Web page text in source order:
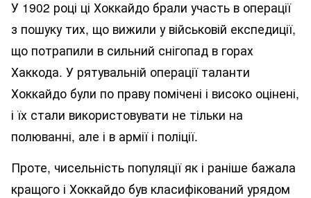
У 1902 році ці Хоккайдо брали участь в операції
з пошуку тих, що вижили у військовій експедиції,
що потрапили в сильний снігопад в горах
Хаккода. У рятувальній операції таланти
Хоккайдо були по праву помічені і високо оцінені,
і їх стали використовувати не тільки на
полюванні, але і в армії і поліції.
Проте, чисельність популяції як і раніше бажала
кращого і Хоккайдо був класифікований урядом